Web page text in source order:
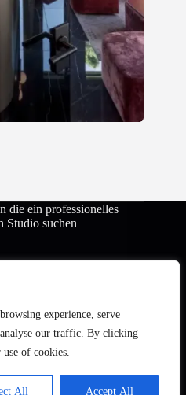
experience, serve
analyse our traffic. By clicking
of cookies.
All Accept All
die ein professionelles
Studio suchen